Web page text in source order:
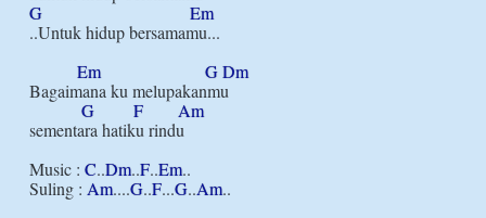
G
Em
..Untuk hidup bersamamu...
Em
GDm
Bagaimana ku melupakanmu
G
F
Am
sementara hatiku rindu
Music : C..Dm..F..Em..
Suling : Am....G..F...G..Am..